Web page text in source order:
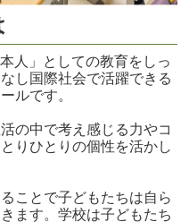
」としての教育をしっ
し国際社会で活躍できる
ルです。
の中で考え感じる力やコ
りひとりの個性を活かし
ことで子どもたちは自ら
ます。学校は子どもたち